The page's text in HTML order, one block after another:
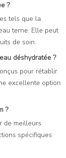
?
tels que la
terne. Elle peut
de soin.
déshydratée ?
pour rétablir
excellente option
?
de meilleurs
spécifiques